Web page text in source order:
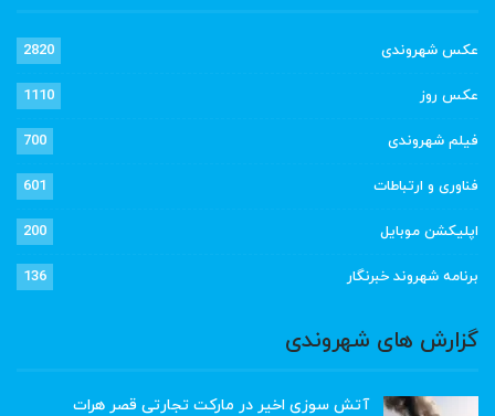
عکس شهروندی 2820
عکس روز 1110
فیلم شهروندی 700
فناوری و ارتباطات 601
اپلیکشن موبایل 200
برنامه شهروند خبرنگار 136
گزارش های شهروندی
آتش سوزی اخیر در مارکت تجارتی قصر هرات